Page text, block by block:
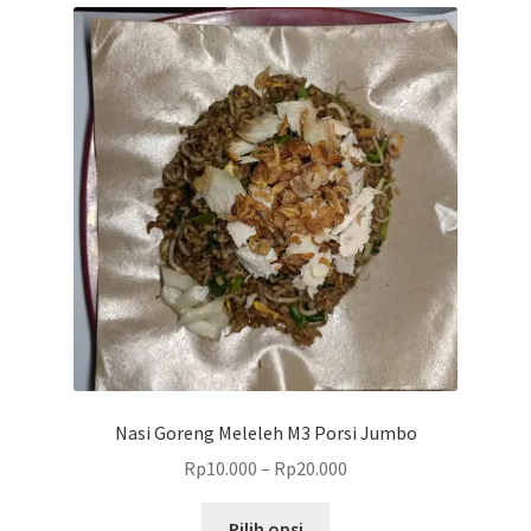
Pilihan
ini
dapat
diambil
di
halaman
produk
Nasi Goreng Meleleh M3 Porsi Jumbo
Rp10.000 – Rp20.000